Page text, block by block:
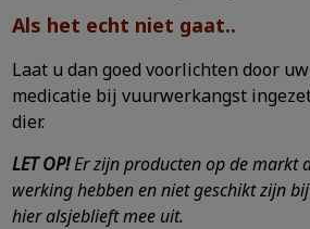
Als het echt niet gaat..
Laat u dan goed voorlichten door
medicatie bij vuurwerkangst
dier.
LET OP!Er zijn producten op de markt
werking hebben en niet geschikt zijn
hier alsjeblieft mee uit.